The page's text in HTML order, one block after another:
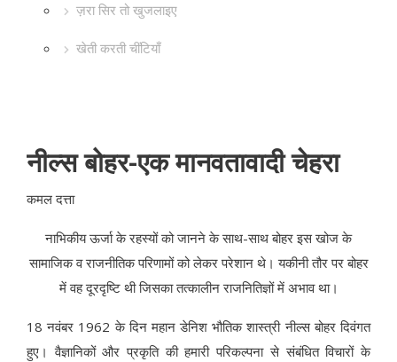
ज़रा सिर तो खुजलाइए
खेती करती चींटियाँ
नील्स बोहर-एक मानवतावादी चेहरा
कमल दत्ता
नाभिकीय ऊर्जा के रहस्यों को जानने के साथ-साथ बोहर इस खोज के
सामाजिक व राजनीतिक परिणामों को लेकर परेशान थे। यकीनी तौर पर बोहर
में वह दूरदृष्टि थी जिसका तत्कालीन राजनितिज्ञों में अभाव था।
18 नवंबर 1962 के दिन महान डेनिश भौतिक शास्त्री नील्स बोहर दिवंगत
हुए। वैज्ञानिकों और प्रकृति की हमारी परिकल्पना से संबंधित विचारों के